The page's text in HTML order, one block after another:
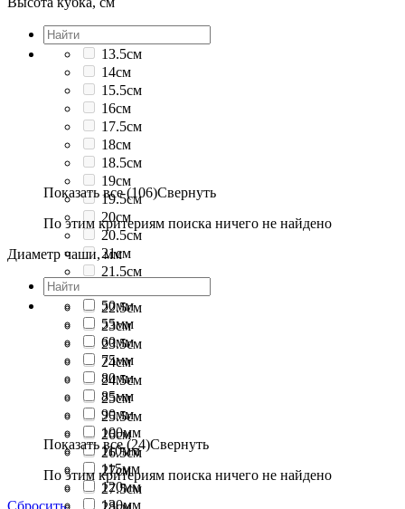
13.5см
14см
15.5см
16см
17.5см
18см
18.5см
19см
19.5см
20см
20.5см
21см
21.5см
22.5см
23см
23.5см
24см
24.5см
25см
25.5см
26см
26.5см
27см
27.5см
Показать все (106)Свернуть
По этим критериям поиска ничего не найдено
Диаметр чаши, мм
50мм
55мм
60мм
75мм
80мм
85мм
90мм
100мм
110мм
115мм
120мм
130мм
Показать все (24)Свернуть
По этим критериям поиска ничего не найдено
Сбросить